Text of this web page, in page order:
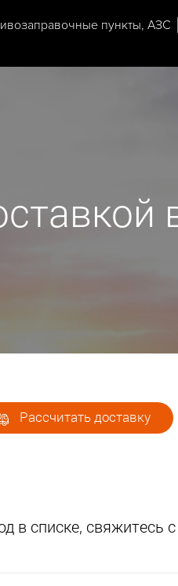
пункты, АЗС
Рассчитать доставку
в списке, свяжитесь